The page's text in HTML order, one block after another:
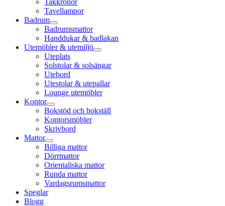
Takkronor
Tavellampor
Badrum
Badrumsmattor
Handdukar & badlakan
Utemöbler & utemiljö
Uteplats
Solstolar & solsängar
Utebord
Utestolar & utepallar
Lounge utemöbler
Kontor
Bokstöd och bokställ
Kontorsmöbler
Skrivbord
Mattor
Billiga mattor
Dörrmattor
Orientaliska mattor
Runda mattor
Vardagsrumsmattor
Speglar
Blogg